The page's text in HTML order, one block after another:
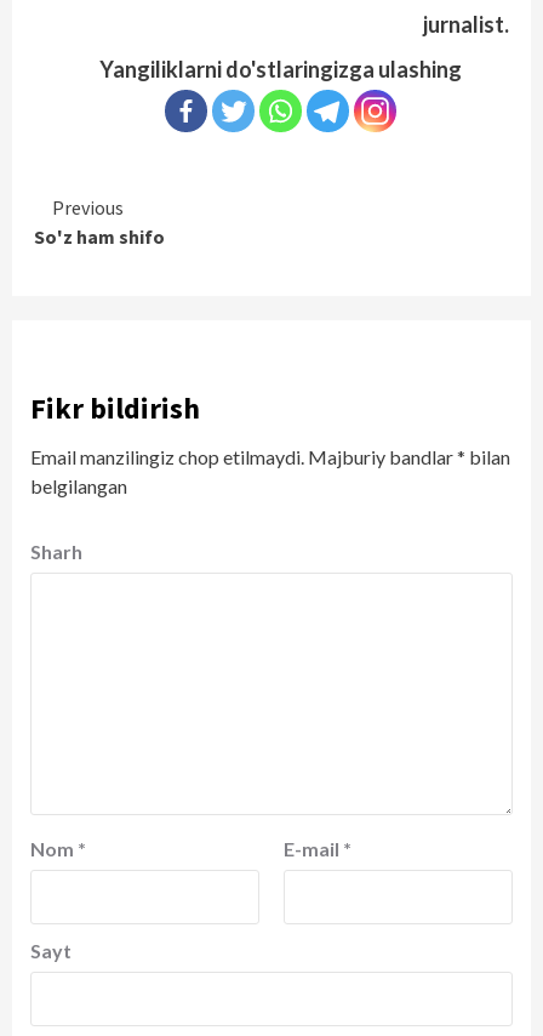
jurnalist.
Yangiliklarni do'stlaringizga ulashing
Continue
Reading
Previous
So'z ham shifo
Fikr bildirish
Email manzilingiz chop etilmaydi. Majburiy bandlar* bilan
belgilangan
Sharh
Nom * E-mail *
Sayt